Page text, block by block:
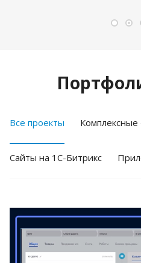
Все проекты Комплексные
Cайты на 1С-Битрикс